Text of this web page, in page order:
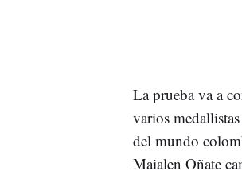
La prueba va a
varios
del mundo
Maialen Oñate